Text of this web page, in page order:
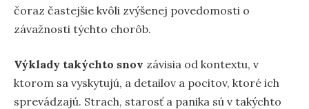
čoraz častejšie kvôli zvýšenej povedomosti o
závažnosti týchto chorôb.
Výklady takýchto snov závisia od kontextu, v
ktorom sa vyskytujú, a detailov a pocitov, ktoré ich
sprevádzajú. Strach, starosť a panika sú v takýchto